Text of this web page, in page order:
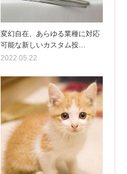
変幻自在、あらゆる業種に対応
可能な新しいカスタム投…
2022.05.22